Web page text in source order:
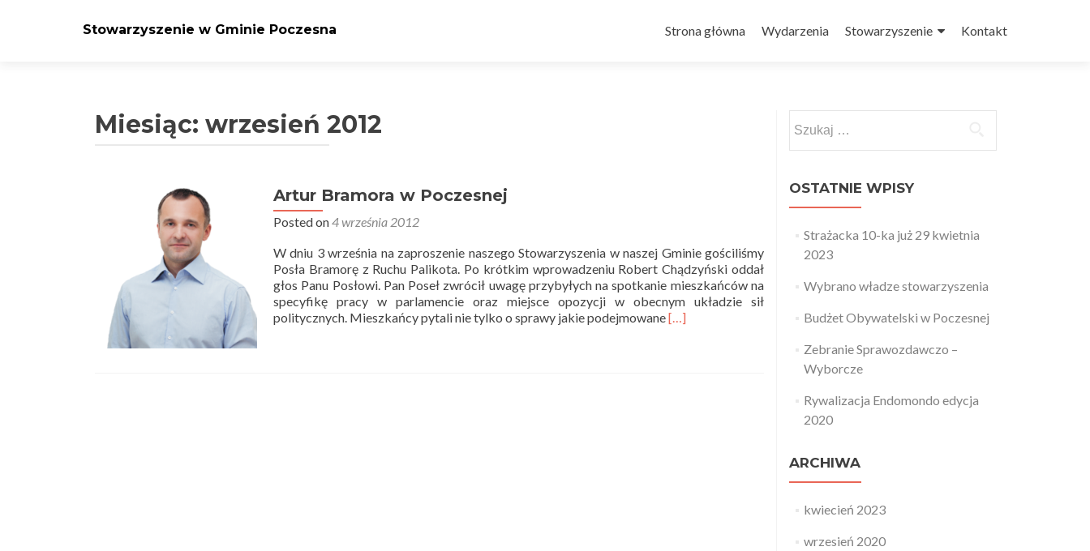
Stowarzyszenie w Gminie Poczesna
Strona główna
Wydarzenia Stowarzyszenie Kontakt
Miesiąc: wrzesień 2012
Artur Bramora w Poczesnej
Posted on4 września 2012
W dniu 3 września na zaproszenie naszego Stowarzyszenia w naszej Gminie gościliśmy
Posła Bramorę z Ruchu Palikota. Po krótkim wprowadzeniu Robert Chądzyński oddał
głos Panu Posłowi. Pan Poseł zwrócił uwagę przybyłych na spotkanie mieszkańców na
specyfikę pracy w parlamencie oraz miejsce opozycji w obecnym układzie sił
politycznych. Mieszkańcy pytali nie tylko o sprawy jakie podejmowaneRead
[…]
OSTATNIE WPISY
Strażacka 10-ka już 29 kwietnia
2023
Wybrano władze stowarzyszenia
Budżet Obywatelski w Poczesnej
Zebranie Sprawozdawczo –
Wyborcze
Rywalizacja Endomondo edycja
2020
ARCHIWA
kwiecień 2023
wrzesień 2020